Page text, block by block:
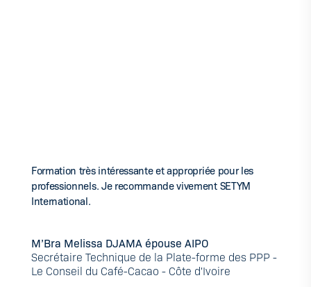
Formation très intéressante et appropriée pour les
professionnels. Je recommande vivement SETYM
International.
M’Bra Melissa DJAMA épouse AIPO
Secrétaire Technique de la Plate-forme des PPP -
Le Conseil du Café-Cacao - Côte d'Ivoire